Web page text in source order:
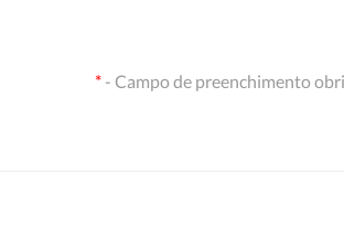
*- Campo de preenchimento